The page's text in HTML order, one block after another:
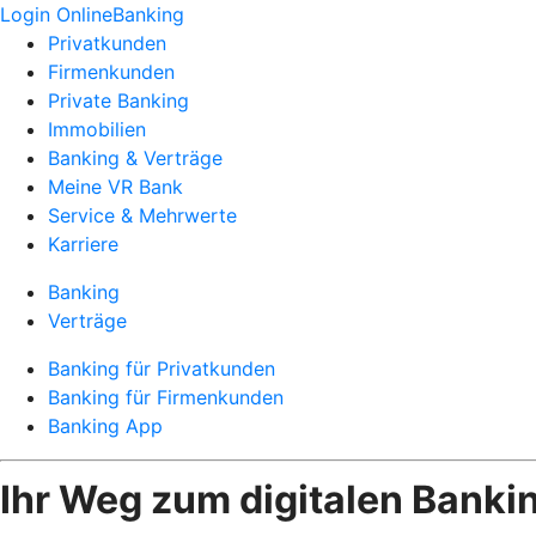
Login OnlineBanking
Privatkunden
Firmenkunden
Private Banking
Immobilien
Banking & Verträge
Meine VR Bank
Service & Mehrwerte
Karriere
Banking
Verträge
Banking für Privatkunden
Banking für Firmenkunden
Banking App
Ihr Weg zum digitalen